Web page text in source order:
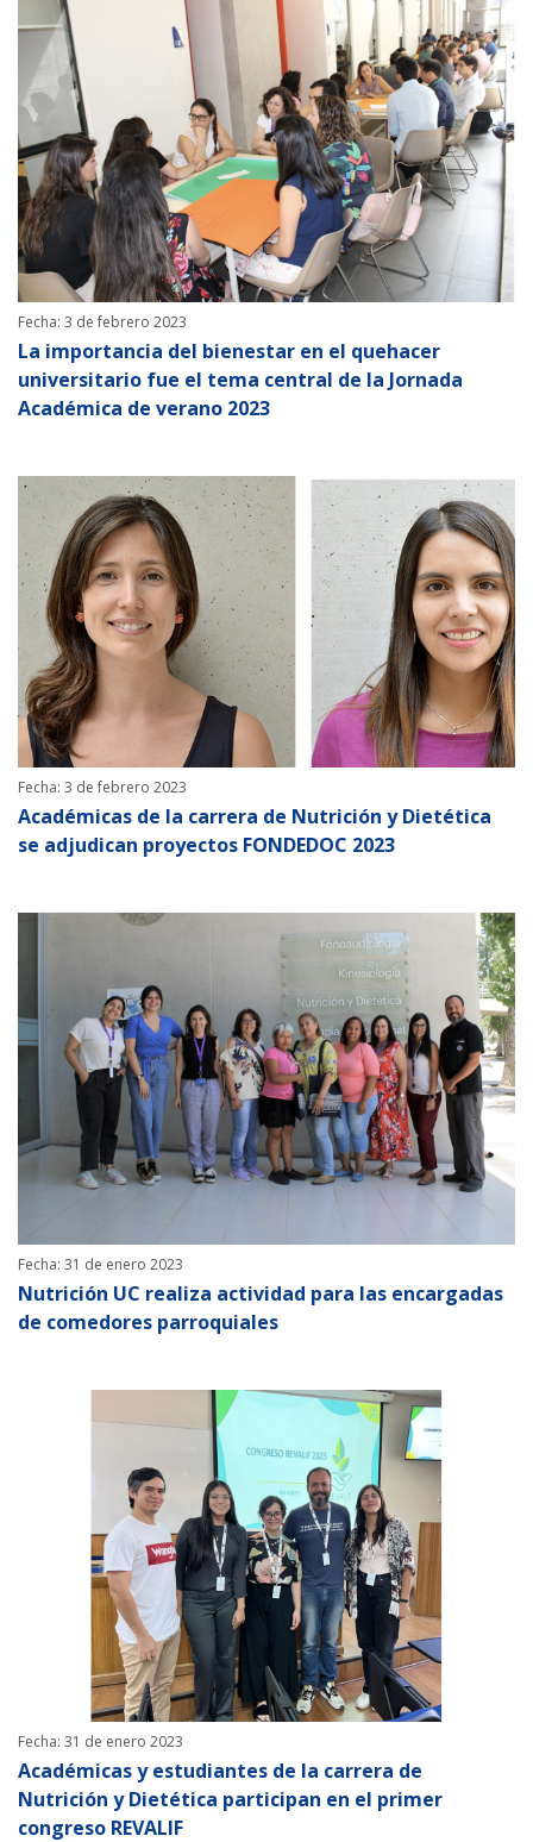
Fecha: 3 de febrero 2023
La importancia del bienestar en el quehacer
universitario fue el tema central de la Jornada
Académica de verano 2023
Fecha: 3 de febrero 2023
Académicas de la carrera de Nutrición y Dietética
se adjudican proyectos FONDEDOC 2023
Fecha: 31 de enero 2023
Nutrición UC realiza actividad para las encargadas
de comedores parroquiales
Fecha: 31 de enero 2023
Académicas y estudiantes de la carrera de
Nutrición y Dietética participan en el primer
congreso REVALIF